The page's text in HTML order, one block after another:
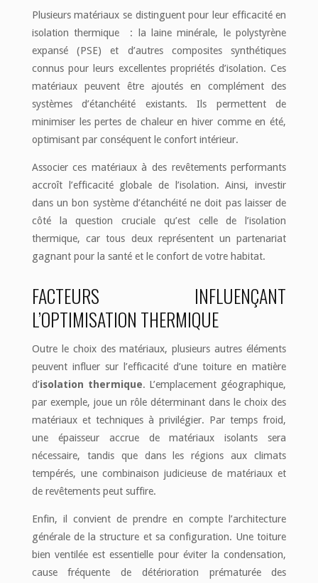
Plusieurs matériaux se distinguent pour leur efficacité en
isolation thermique : la laine minérale, le polystyrène
expansé (PSE) et d’autres composites synthétiques
connus pour leurs excellentes propriétés d’isolation. Ces
matériaux peuvent être ajoutés en complément des
systèmes d’étanchéité existants. Ils permettent de
minimiser les pertes de chaleur en hiver comme en été,
optimisant par conséquent le confort intérieur.
Associer ces matériaux à des revêtements performants
accroît l’efficacité globale de l’isolation. Ainsi, investir
dans un bon système d’étanchéité ne doit pas laisser de
côté la question cruciale qu’est celle de l’isolation
thermique, car tous deux représentent un partenariat
gagnant pour la santé et le confort de votre habitat.
FACTEURS INFLUENÇANT
L’OPTIMISATION THERMIQUE
Outre le choix des matériaux, plusieurs autres éléments
peuvent influer sur l’efficacité d’une toiture en matière
d’isolation thermique. L’emplacement géographique,
par exemple, joue un rôle déterminant dans le choix des
matériaux et techniques à privilégier. Par temps froid,
une épaisseur accrue de matériaux isolants sera
nécessaire, tandis que dans les régions aux climats
tempérés, une combinaison judicieuse de matériaux et
de revêtements peut suffire.
Enfin, il convient de prendre en compte l’architecture
générale de la structure et sa configuration. Une toiture
bien ventilée est essentielle pour éviter la condensation,
cause fréquente de détérioration prématurée des